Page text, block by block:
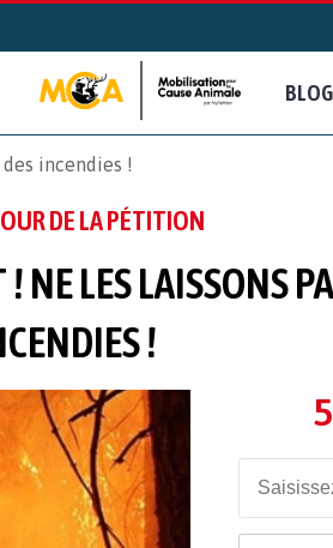
BLOG
incendies !
DE LA PÉTITION
NE LES LAISSONS
!